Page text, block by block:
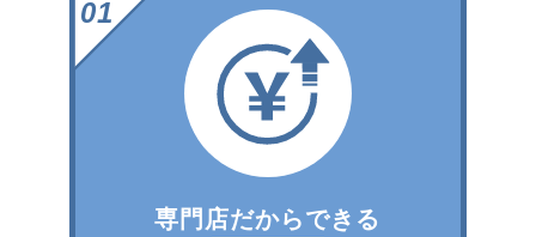
専門店だからできる